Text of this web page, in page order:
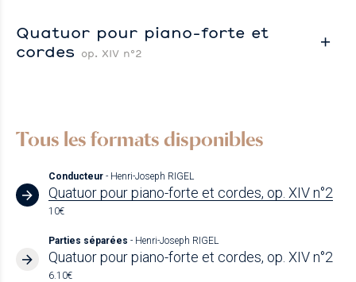
Quatuor pour piano-forte et
cordes
op. XIV n°2
Tous les formats disponibles
Conducteur - Henri-Joseph RIGEL
Quatuor pour piano-forte et cordes, op. XIV n°2
10€
Parties séparées - Henri-Joseph RIGEL
Quatuor pour piano-forte et cordes, op. XIV n°2
6.10€